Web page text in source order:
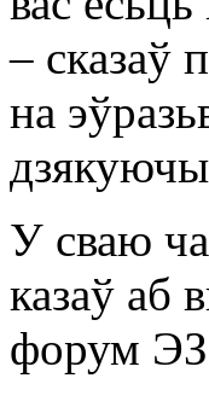
– сказаў
на
У сваю
казаў аб
форум ЭЗ